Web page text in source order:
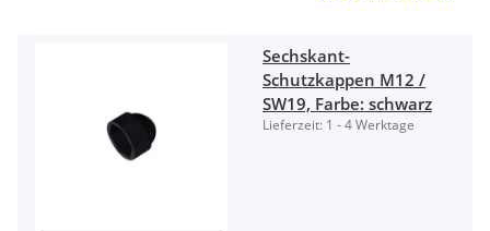
Sechskant-
Schutzkappen M12 /
SW19, Farbe: schwarz
Lieferzeit: 1 - 4 Werktage